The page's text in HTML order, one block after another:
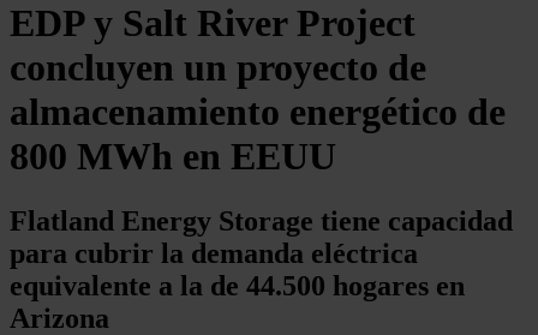
EDP y Salt River Project
concluyen un proyecto de
almacenamiento energético de
800 MWh en EEUU
Flatland Energy Storage tiene capacidad
para cubrir la demanda eléctrica
equivalente a la de 44.500 hogares en
Arizona